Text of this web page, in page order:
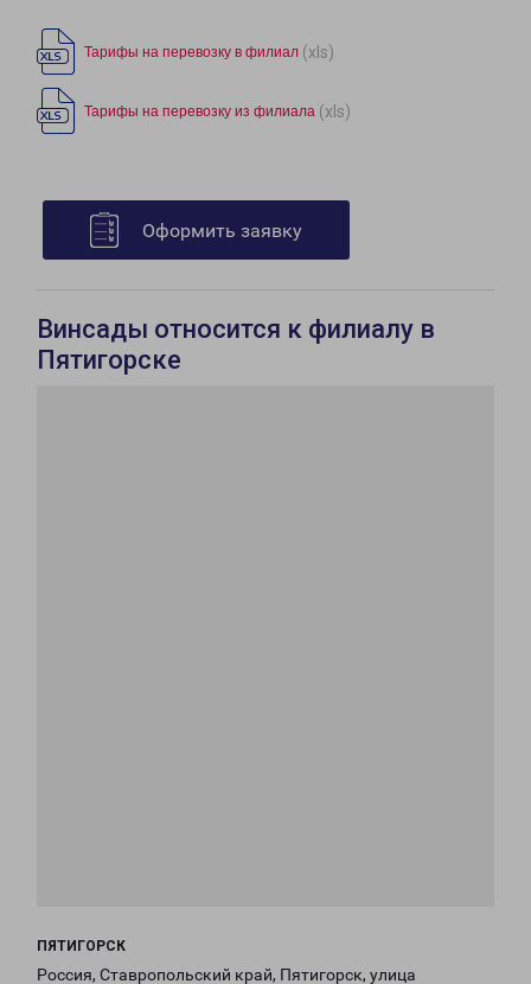
Тарифы на перевозку в филиал (xls)
Тарифы на перевозку из филиала (xls)
Оформить заявку
Винсады относится к филиалу в
Пятигорске
ПЯТИГОРСК
Россия, Ставропольский край, Пятигорск, улица